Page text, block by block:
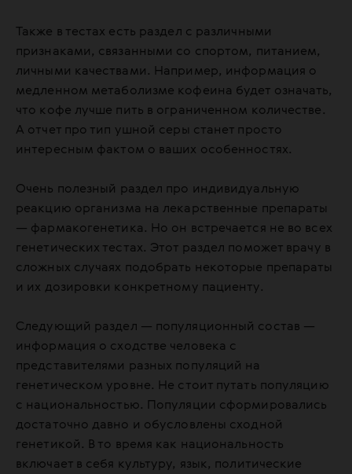
Также в тестах есть раздел с различными
признаками, связанными со спортом, питанием,
личными качествами. Например, информация о
медленном метаболизме кофеина будет означать,
что кофе лучше пить в ограниченном количестве.
А отчет про тип ушной серы станет просто
интересным фактом о ваших особенностях.
Очень полезный раздел про индивидуальную
реакцию организма на лекарственные препараты
— фармакогенетика. Но он встречается не во всех
генетических тестах. Этот раздел поможет врачу в
сложных случаях подобрать некоторые препараты
и их дозировки конкретному пациенту.
Следующий раздел — популяционный состав —
информация о сходстве человека с
представителями разных популяций на
генетическом уровне. Не стоит путать популяцию
с национальностью. Популяции сформировались
достаточно давно и обусловлены сходной
генетикой. В то время как национальность
включает в себя культуру, язык, политические